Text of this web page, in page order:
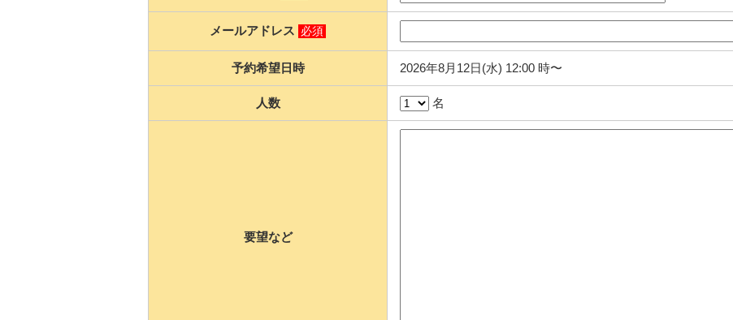
メールアドレス 必須
予約希望日時 2026年8月12日(水) 12:00 時〜
人数 名
要望など